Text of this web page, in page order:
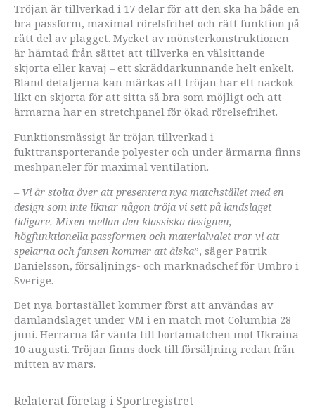
Tröjan är tillverkad i 17 delar för att den ska ha både en
bra passform, maximal rörelsfrihet och rätt funktion på
rätt del av plagget. Mycket av mönsterkonstruktionen
är hämtad från sättet att tillverka en välsittande
skjorta eller kavaj – ett skräddarkunnande helt enkelt.
Bland detaljerna kan märkas att tröjan har ett nackok
likt en skjorta för att sitta så bra som möjligt och att
ärmarna har en stretchpanel för ökad rörelsefrihet.
Funktionsmässigt är tröjan tillverkad i
fukttransporterande polyester och under ärmarna finns
meshpaneler för maximal ventilation.
– Vi är stolta över att presentera nya matchstället med en
design som inte liknar någon tröja vi sett på landslaget
tidigare. Mixen mellan den klassiska designen,
högfunktionella passformen och materialvalet tror vi att
spelarna och fansen kommer att älska”, säger Patrik
Danielsson, försäljnings- och marknadschef för Umbro i
Sverige.
Det nya bortastället kommer först att användas av
damlandslaget under VM i en match mot Columbia 28
juni. Herrarna får vänta till bortamatchen mot Ukraina
10 augusti. Tröjan finns dock till försäljning redan från
mitten av mars.
Relaterat företag i Sportregistret